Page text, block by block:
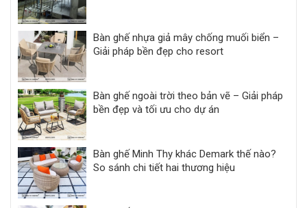
Bàn ghế nhựa giả mây chống muối biển –
Giải pháp bền đẹp cho resort
Bàn ghế ngoài trời theo bản vẽ – Giải pháp
bền đẹp và tối ưu cho dự án
Bàn ghế Minh Thy khác Demark thế nào?
So sánh chi tiết hai thương hiệu